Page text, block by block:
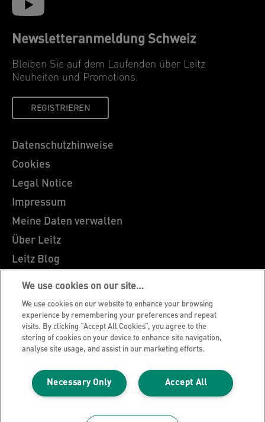
Newsletteranmeldung Schweiz
Bleiben Sie auf dem Laufenden über Leitz
Neuheiten und Promotions.
REGISTRIEREN
Datenschutzhinweise
Cookies
Legal Notice
Impressum
Meine Daten verwalten
Über Leitz
Leitz Blog
Karriere
Leitz EasyPrint
Kundenservice
Hinweise zum Verpackungsrecycling
Garantiebedingungen
Konformitätserklärungen
Sitemap
We use cookies on our site…
We use cookies on our website to enhance your browsing
experience by remembering your preferences and repeat
visits. By clicking “Accept All Cookies”, you agree to the
storing of cookies on your device to enhance site navigation,
analyse site usage, and assist in our marketing efforts.
Accept All
Necessary Only